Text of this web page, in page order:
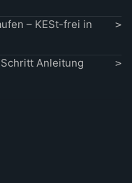
– KESt-frei in
Anleitung